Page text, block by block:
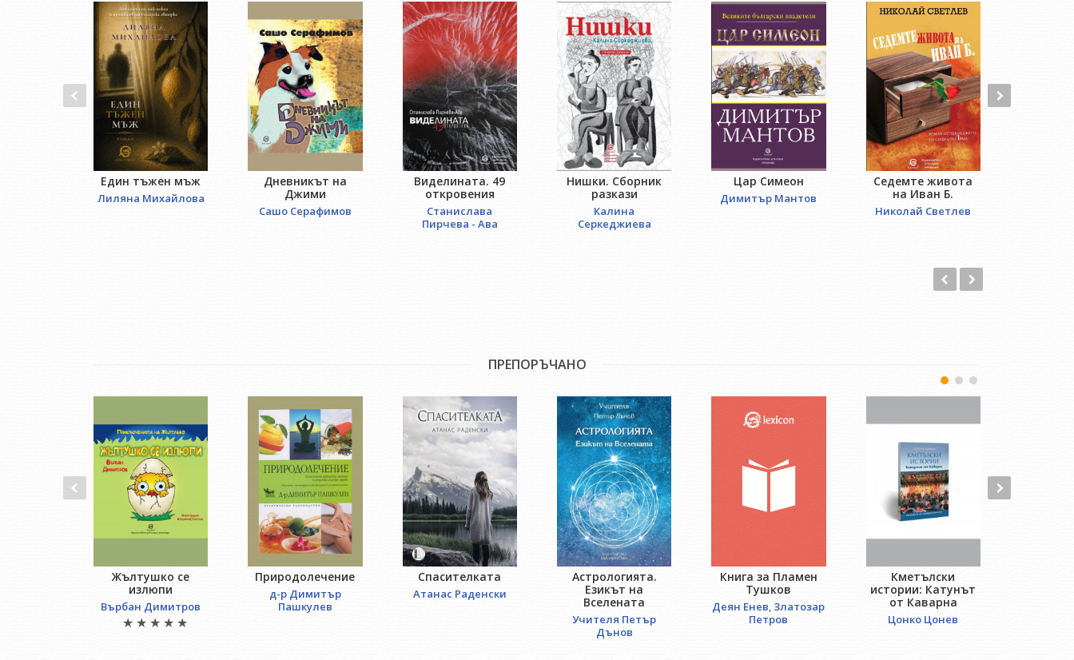
Един тъжен мъж
Лиляна Михайлова
Дневникът на
Джими
Сашо Серафимов
Виделината. 49
откровения
Станислава
Пирчева - Ава
Нишки. Сборник
разкази
Калина
Серкеджиева
Цар Симеон
Димитър Мантов
Седемте живота
на Иван Б.
Николай Светлев
ПРЕПОРЪЧАНО
Жълтушко се
излюпи
Върбан Димитров
Природолечение
д-р Димитър
Пашкулев
Спасителката
Атанас Раденски
Астрологията.
Езикът на
Вселената
Учителя Петър
Дънов
Книга за Пламен
Тушков
Деян Енев, Златозар
Петров
Кметълски
истории: Катунът
от Каварна
Цонко Цонев